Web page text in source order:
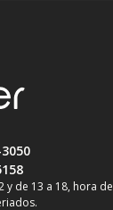
y de 13 a 18, hora de